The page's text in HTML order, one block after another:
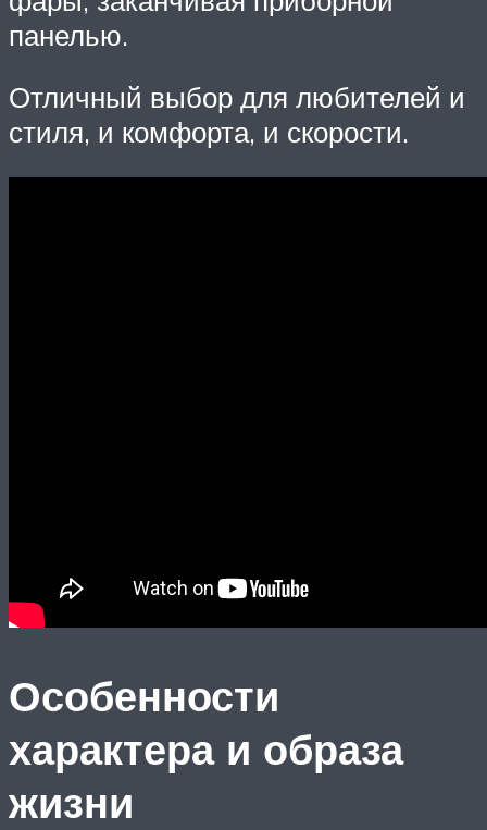
панелью.
Отличный выбор для любителей и
стиля, и комфорта, и скорости.
Особенности
характера и образа
жизни